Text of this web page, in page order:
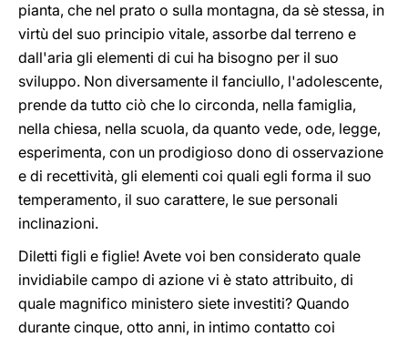
pianta, che nel prato o sulla montagna, da sè stessa, in
virtù del suo principio vitale, assorbe dal terreno e
dall'aria gli elementi di cui ha bisogno per il suo
sviluppo. Non diversamente il fanciullo, l'adolescente,
prende da tutto ciò che lo circonda, nella famiglia,
nella chiesa, nella scuola, da quanto vede, ode, legge,
esperimenta, con un prodigioso dono di osservazione
e di recettività, gli elementi coi quali egli forma il suo
temperamento, il suo carattere, le sue personali
inclinazioni.
Diletti figli e figlie! Avete voi ben considerato quale
invidiabile campo di azione vi è stato attribuito, di
quale magnifico ministero siete investiti? Quando
durante cinque, otto anni, in intimo contatto coi